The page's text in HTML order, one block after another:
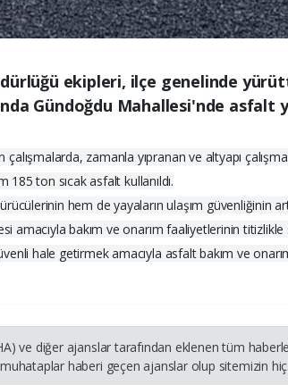
ekipleri, ilçe genelinde
Gündoğdu Mahallesi'nde asfalt
zamanla yıpranan ve altyapı
ton sıcak asfalt kullanıldı.
hem de yayaların ulaşım güvenliğinin
amacıyla bakım ve onarım faaliyetlerinin
hale getirmek amacıyla asfalt bakım ve
ve diğer ajanslar tarafından eklenen tüm
haberi geçen ajanslar olup sitemizin